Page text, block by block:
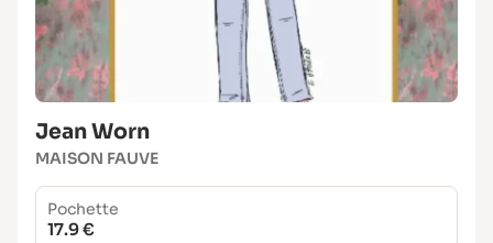
Jean Worn
MAISON FAUVE
Pochette
17.9 €